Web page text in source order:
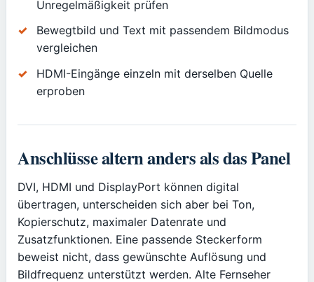
Unregelmäßigkeit prüfen
Bewegtbild und Text mit passendem Bildmodus
vergleichen
HDMI-Eingänge einzeln mit derselben Quelle
erproben
Anschlüsse altern anders als das Panel
DVI, HDMI und DisplayPort können digital
übertragen, unterscheiden sich aber bei Ton,
Kopierschutz, maximaler Datenrate und
Zusatzfunktionen. Eine passende Steckerform
beweist nicht, dass gewünschte Auflösung und
Bildfrequenz unterstützt werden. Alte Fernseher